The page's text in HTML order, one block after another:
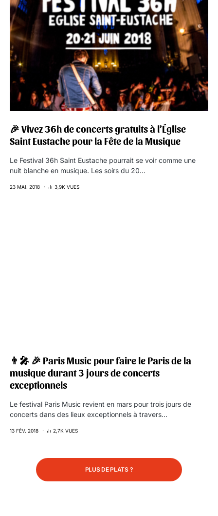
🎉 Vivez 36h de concerts gratuits à l’Église
Saint Eustache pour la Fête de la Musique
Le Festival 36h Saint Eustache pourrait se voir comme une
nuit blanche en musique. Les soirs du 20…
23 MAI. 2018 3,9K VUES
👨‍🎤 🎉 Paris Music pour faire le Paris de la
musique durant 3 jours de concerts
exceptionnels
Le festival Paris Music revient en mars pour trois jours de
concerts dans des lieux exceptionnels à travers…
13 FÉV. 2018 2,7K VUES
PLUS DE PLATS ?